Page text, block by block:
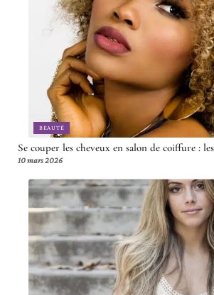
BEAUTÉ
Se couper les cheveux en salon de coiffure :
10 mars 2026